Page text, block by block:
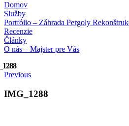
Domov
Služby
Portfólio – Záhrada Pergoly
Recenzie
Články
O nás – Majster pre Vás
Previous
IMG_1288